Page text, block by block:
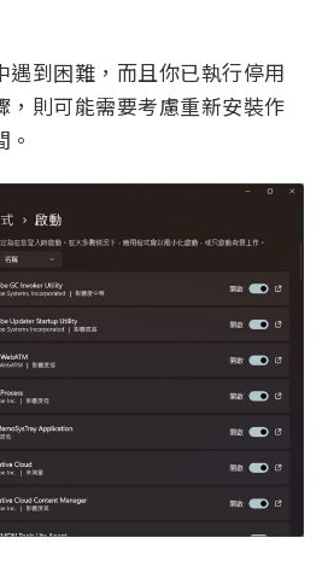
遇到困難，而且你已執行停用
，則可能需要考慮重新安裝作